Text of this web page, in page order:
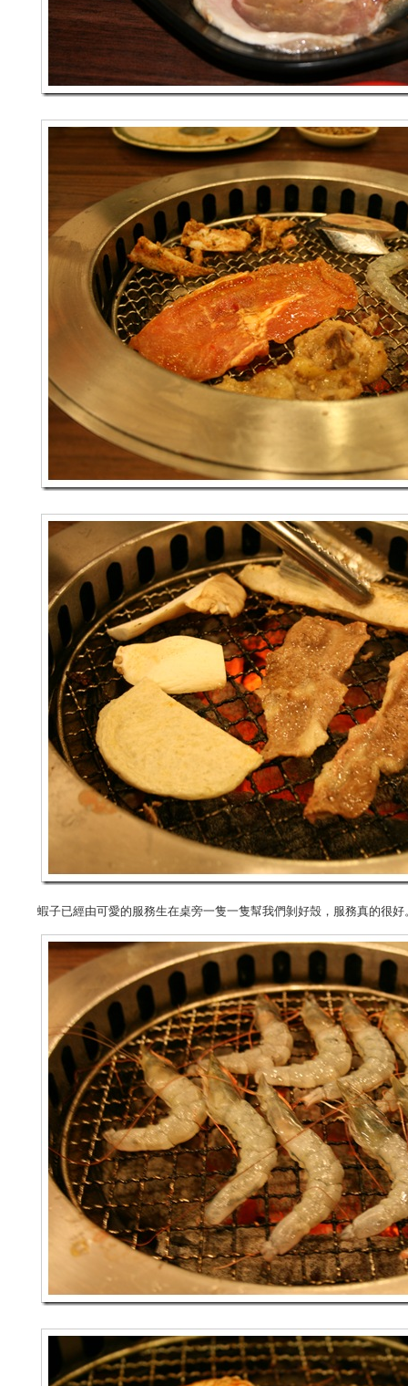
蝦子已經由可愛的服務生在桌旁一隻一隻幫我們剝好殼，服務真的很好